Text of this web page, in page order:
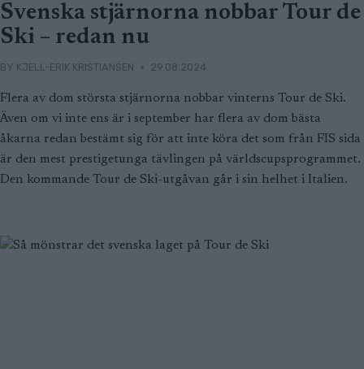
Svenska stjärnorna nobbar Tour de
Ski – redan nu
BY KJELL-ERIK KRISTIANSEN 29.08.2024
Flera av dom största stjärnorna nobbar vinterns Tour de Ski.
Även om vi inte ens är i september har flera av dom bästa
åkarna redan bestämt sig för att inte köra det som från FIS sida
är den mest prestigetunga tävlingen på världscupsprogrammet.
Den kommande Tour de Ski-utgåvan går i sin helhet i Italien.